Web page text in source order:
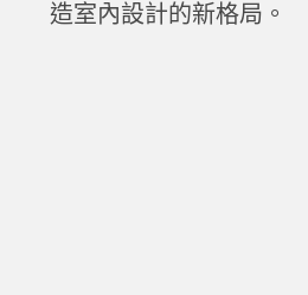
造室內設計的新格局。